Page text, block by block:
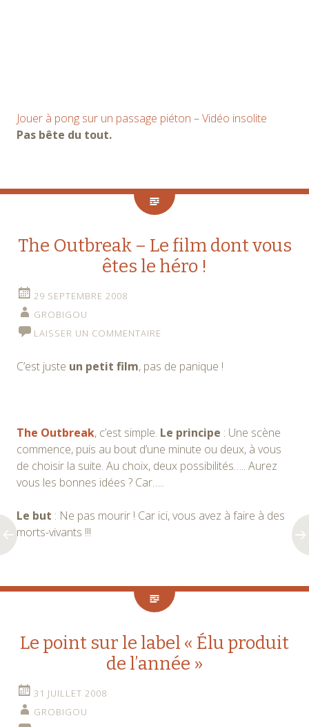
Jouer à pong sur un passage piéton –Vidéo insolite
Pas bête du tout.
The Outbreak – Le film dont vous
êtes le héro !
29 SEPTEMBRE 2008
GROBIGOU
LAISSER UN COMMENTAIRE
C’est juste un petit film, pas de panique !
The Outbreak, c’est simple. Le principe : Une scène
commence, puis au bout d’une minute ou deux, à vous
de choisir la suite. Au choix, deux possibilités….. Aurez
vous les bonnes idées ? Car…..
Le but : Ne pas mourir ! Car ici, vous avez à faire à des
morts-vivants !!!
Le point sur le label « Élu produit
de l’année »
31 JUILLET 2008
GROBIGOU